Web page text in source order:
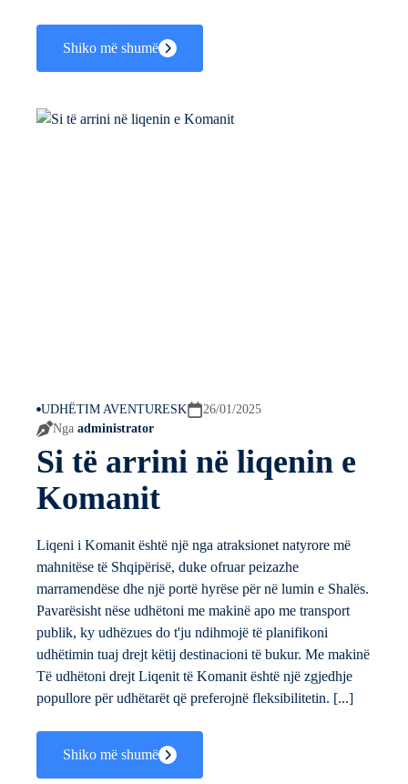
Shiko më shumë
UDHËTIM AVENTURESK
26/01/2025
Nga administrator
Si të arrini në liqenin e
Komanit
Liqeni i Komanit është një nga atraksionet natyrore më
mahnitëse të Shqipërisë, duke ofruar peizazhe
marramendëse dhe një portë hyrëse për në lumin e Shalës.
Pavarësisht nëse udhëtoni me makinë apo me transport
publik, ky udhëzues do t'ju ndihmojë të planifikoni
udhëtimin tuaj drejt këtij destinacioni të bukur. Me makinë
Të udhëtoni drejt Liqenit të Komanit është një zgjedhje
popullore për udhëtarët që preferojnë fleksibilitetin. [...]
Shiko më shumë